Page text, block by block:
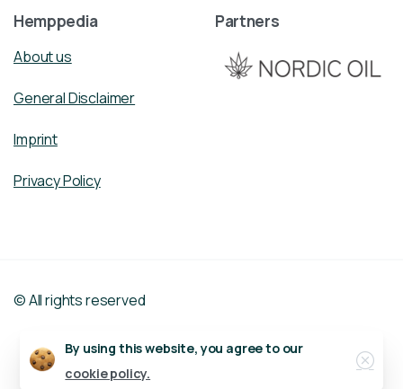
Hemppedia
About us
General Disclaimer
Imprint
Privacy Policy
Partners
© All rights reserved
By using this website, you agree to our
cookie policy.
Close
Deutsch